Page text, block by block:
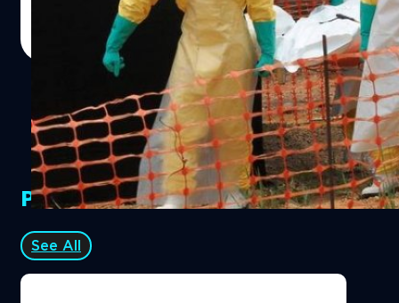
ณัฐพันธ์ ส่งวิรุฬห์| 4427 days ago
PR Partners
See All